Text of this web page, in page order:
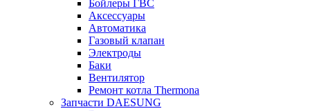
Бойлеры ГВС
Аксессуары
Автоматика
Газовый клапан
Электроды
Баки
Вентилятор
Ремонт котла Thermona
Запчасти DAESUNG